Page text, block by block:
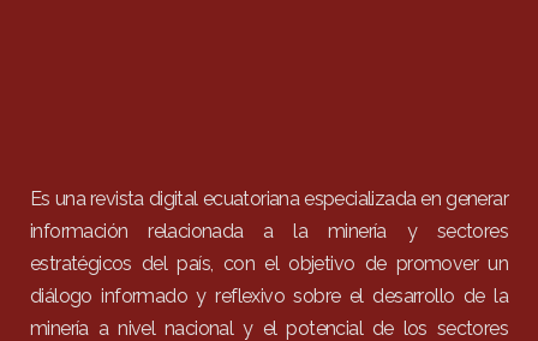
Es una revista digital ecuatoriana especializada en generar
información relacionada a la minería y sectores
estratégicos del país, con el objetivo de promover un
diálogo informado y reflexivo sobre el desarrollo de la
minería a nivel nacional y el potencial de los sectores